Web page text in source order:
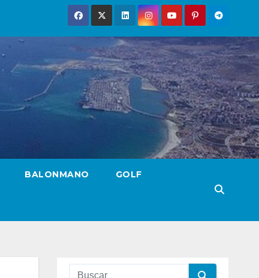
BALONMANO GOLF